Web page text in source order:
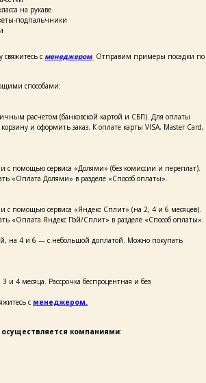
на рукаве
подпальчники
с менеджером. Отправим примеры посадки по
способами:
расчетом (банковской картой и СБП). Для оплаты
и оформить заказ. К оплате карты VISA, Master Card,
с помощью сервиса «Долями» (без комиссии и переплат).
«Оплата Долями» в разделе «Способ оплаты».
с помощью сервиса «Яндекс Сплит» (на 2, 4 и 6 месяцев).
«Оплата Яндекс Пэй/Сплит» в разделе «Способ оплаты».
на 4 и 6 — с небольшой доплатой. Можно покупать
и 4 месяца. Рассрочка беспроцентная и без
с менеджером.
осуществляется компаниями:
покупателям
размеров